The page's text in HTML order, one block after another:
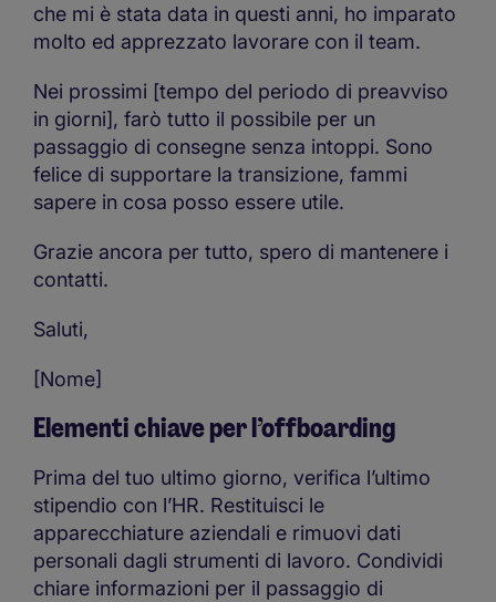
che mi è stata data in questi anni, ho imparato
molto ed apprezzato lavorare con il team.
Nei prossimi [tempo del periodo di preavviso
in giorni], farò tutto il possibile per un
passaggio di consegne senza intoppi. Sono
felice di supportare la transizione, fammi
sapere in cosa posso essere utile.
Grazie ancora per tutto, spero di mantenere i
contatti.
Saluti,
[Nome]
Elementi chiave per l’offboarding
Prima del tuo ultimo giorno, verifica l’ultimo
stipendio con l’HR. Restituisci le
apparecchiature aziendali e rimuovi dati
personali dagli strumenti di lavoro. Condividi
chiare informazioni per il passaggio di